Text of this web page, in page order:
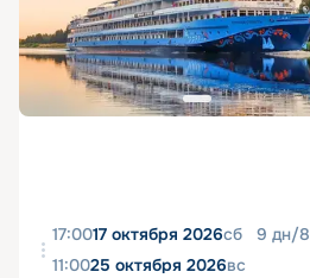
17:0017 октября 2026сб 9 дн/8
11:0025 октября 2026вс